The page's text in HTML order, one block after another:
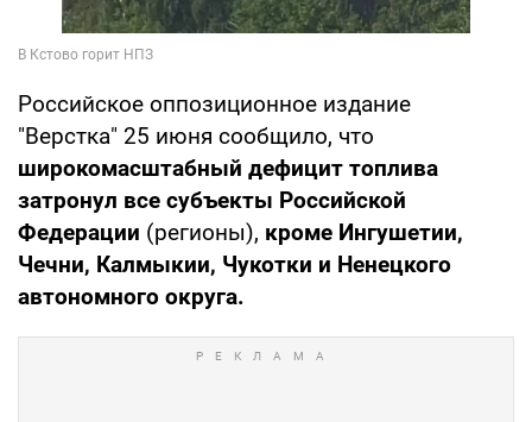
Российское оппозиционное издание
"Верстка" 25 июня сообщило, что
широкомасштабный дефицит топлива
затронул все субъекты Российской
Федерации (регионы), кроме Ингушетии,
Чечни, Калмыкии, Чукотки и Ненецкого
автономного округа.